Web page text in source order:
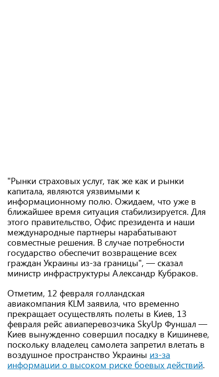
"Рынки страховых услуг, так же как и рынки
капитала, являются уязвимыми к
информационному полю. Ожидаем, что уже в
ближайшее время ситуация стабилизируется. Для
этого правительство, Офис президента и наши
международные партнеры нарабатывают
совместные решения. В случае потребности
государство обеспечит возвращение всех
граждан Украины из-за границы", — сказал
министр инфраструктуры Александр Кубраков.
Отметим, 12 февраля голландская
авиакомпания KLM заявила, что временно
прекращает осуществлять полеты в Киев, 13
февраля рейс авиаперевозчика SkyUp Фуншал —
Киев вынужденно совершил посадку в Кишиневе,
поскольку владелец самолета запретил влетать в
воздушное пространство Украины из-за
информации о высоком риске боевых действий.